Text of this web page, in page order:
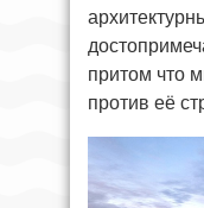
притом что
против её